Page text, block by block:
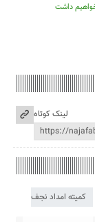
داشت
لینک کوتاه
کمیته امداد نجف